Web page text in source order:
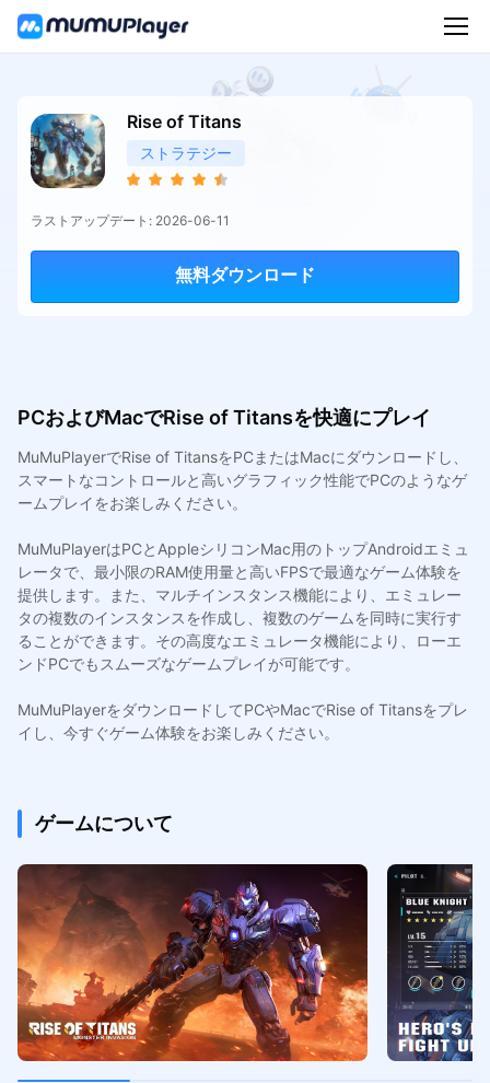
Rise of Titans
ストラテジー
ラストアップデート: 2026-06-11
無料ダウンロード
PCおよびMacでRise of Titansを快適にプレイ
MuMuPlayerでRise of TitansをPCまたはMacにダウンロードし、
スマートなコントロールと高いグラフィック性能でPCのようなゲ
ームプレイをお楽しみください。
MuMuPlayerはPCとAppleシリコンMac用のトップAndroidエミュ
レータで、最小限のRAM使用量と高いFPSで最適なゲーム体験を
提供します。また、マルチインスタンス機能により、エミュレー
タの複数のインスタンスを作成し、複数のゲームを同時に実行す
ることができます。その高度なエミュレータ機能により、ローエ
ンドPCでもスムーズなゲームプレイが可能です。
MuMuPlayerをダウンロードしてPCやMacでRise of Titansをプレ
イし、今すぐゲーム体験をお楽しみください。
ゲームについて